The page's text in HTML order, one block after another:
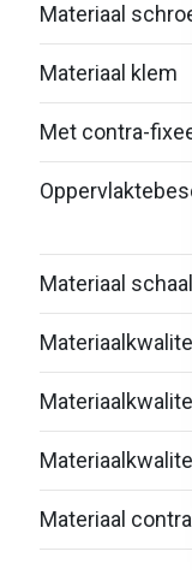
Materiaal
Materiaal klem
Met contra-
Materiaal schaal
Materiaal